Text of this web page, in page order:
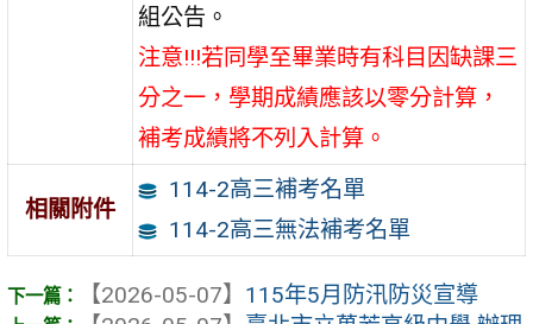
組公告。
注意!!!若同學至畢業時有科目因缺課三
分之一，學期成績應該以零分計算，
補考成績將不列入計算。
相關附件
114-2高三補考名單
114-2高三無法補考名單
【2026-05-07】 115年5月防汛防災宣導